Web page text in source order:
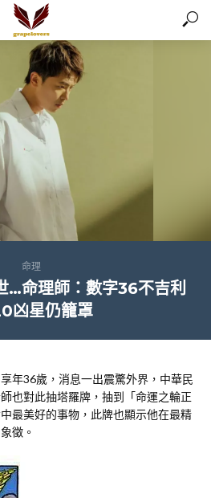
命理
…命理師：數字36不吉利
凶星仍籠罩
年36歲，消息一出震驚外界，中華民
也對此抽塔羅牌，抽到「命運之輪正
最美好的事物，此牌也顯示他在最精
徵。